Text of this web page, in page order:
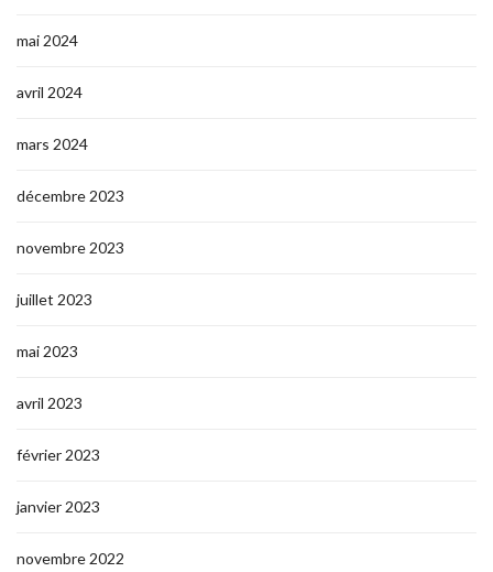
mai 2024
avril 2024
mars 2024
décembre 2023
novembre 2023
juillet 2023
mai 2023
avril 2023
février 2023
janvier 2023
novembre 2022